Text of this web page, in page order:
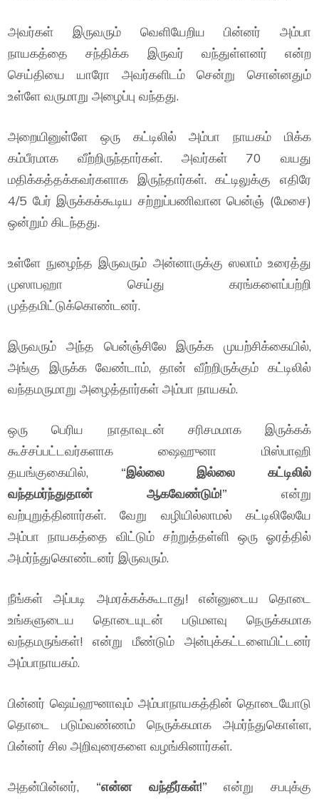
அவர்கள் இருவரும் வெளியேறிய பின்னர் அம்பா
நாயகத்தை சந்திக்க இருவர் வந்துள்ளனர் என்ற
செய்தியை யாரோ அவர்களிடம் சென்று சொன்னதும்
உள்ளே வருமாறு அழைப்பு வந்தது.
அறையினுள்ளே ஒரு கட்டிலில் அம்பா நாயகம் மிக்க
கம்பீரமாக வீற்றிருந்தார்கள். அவர்கள் 70 வயது
மதிக்கத்தக்கவர்களாக இருந்தார்கள். கட்டிலுக்கு எதிரே
4/5 பேர் இருக்கக்கூடிய சற்றுப்பணிவான பென்ஞ் (மேசை)
ஒன்றும் கிடந்தது.
உள்ளே நுழைந்த இருவரும் அன்னாருக்கு ஸலாம் உரைத்து
முஸாபஹா செய்து கரங்களைப்பற்றி
முத்தமிட்டுக்கொண்டனர்.
இருவரும் அந்த பென்ஞ்சிலே இருக்க முயற்சிக்கையில்,
அங்கு இருக்க வேண்டாம், தான் வீற்றிருக்கும் கட்டிலில்
வந்தமருமாறு அழைத்தார்கள் அம்பா நாயகம்.
ஒரு பெரிய நாதாவுடன் சரிசமமாக இருக்கக்
கூச்சப்பட்டவர்களாக ஷைஹுனா மிஸ்பாஹி
தயங்குகையில், “இல்லை இல்லை கட்டிலில்
வந்தமர்ந்துதான் ஆகவேண்டும்!” என்று
வற்புறுத்தினார்கள். வேறு வழியில்லாமல் கட்டிலிலேயே
அம்பா நாயகத்தை விட்டும் சற்றுத்தள்ளி ஒரு ஓரத்தில்
அமர்ந்துகொண்டனர் இருவரும்.
நீங்கள் அப்படி அமரக்கக்கூடாது! என்னுடைய தொடை
உங்களுடைய தொடையுடன் படுமளவு நெருக்கமாக
வந்தமருங்கள்! என்று மீண்டும் அன்புக்கட்டளையிட்டனர்
அம்பாநாயகம்.
பின்னர் ஷெய்ஹுனாவும் அம்பாநாயகத்தின் தொடையோடு
தொடை படும்வண்ணம் நெருக்கமாக அமர்ந்துகொள்ள,
பின்னர் சில அறிவுரைகளை வழங்கினார்கள்.
அதன்பின்னர், “என்ன வந்தீர்கள்!” என்று சபபுக்கு